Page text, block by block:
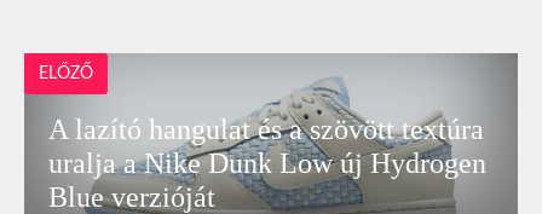
ELŐZŐ
A lazító hangulat és a szövött textúra
uralja a Nike Dunk Low új Hydrogen
Blue verzióját